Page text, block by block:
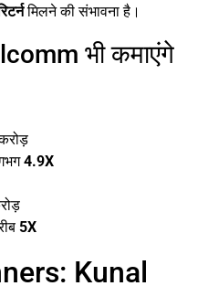
मिलने की संभावना है।
भी कमाएंगे
4.9X
5X
Kunal